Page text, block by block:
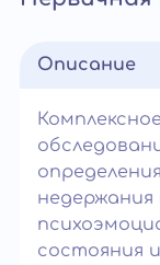
Описание
Комплексное
недержания
состояния